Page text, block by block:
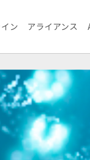
ン アライアンス